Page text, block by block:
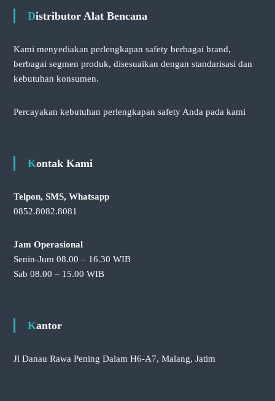
Distributor Alat Bencana
Kami menyediakan perlengkapan safety berbagai brand,
berbagai segmen produk, disesuaikan dengan standarisasi dan
kebutuhan konsumen.
Percayakan kebutuhan perlengkapan safety Anda pada kami
Kontak Kami
Telpon, SMS, Whatsapp
0852.8082.8081
Jam Operasional
Senin-Jum 08.00 – 16.30 WIB
Sab 08.00 – 15.00 WIB
Kantor
Jl Danau Rawa Pening Dalam H6-A7, Malang, Jatim